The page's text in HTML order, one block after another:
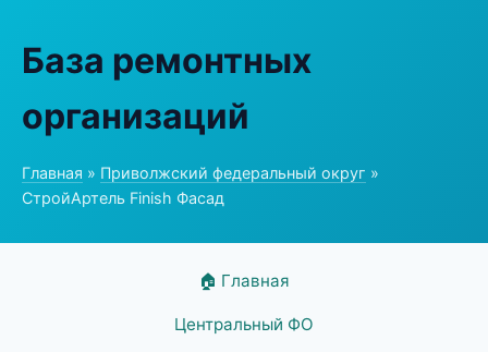
База ремонтных
организаций
Главная » Приволжский федеральный округ »
СтройАртель Finish Фасад
🏠 Главная
Центральный ФО